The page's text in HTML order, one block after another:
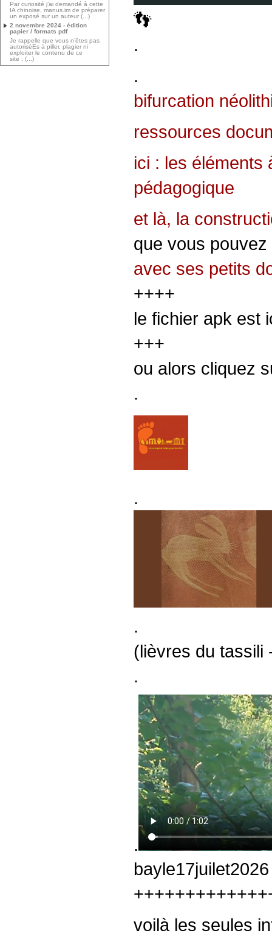
👣
.
.
bifurcation
ressources
ici : les éléments
pédagogique
et là, la
que vous
avec ses petits
++++
le fichier apk est
+++
ou alors cliquez
.
.
.
(lièvres du tassili
.
.
bayle17juilet2026
voilà les seules
Par curiosité j’ai demandé à cette
IA chinoise, manus.im de préparer
un exposé sur un auteur (...)
2 novembre 2024 - édition
papier / formats pdf
Je rappelle que vous n’êtes pas
autoriséEs à piller, plagier ni
exploiter le contenu de ce
site ; (...)